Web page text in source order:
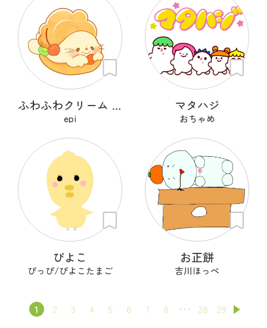
ふわふわクリーム あざらシュー
epi
マタハジ
おちゃめ
ぴよこ
ぴっぴ/ぴよこたまご
お正餅
吉川ほっぺ
1 2 3 4 5 6 7 8 28 29